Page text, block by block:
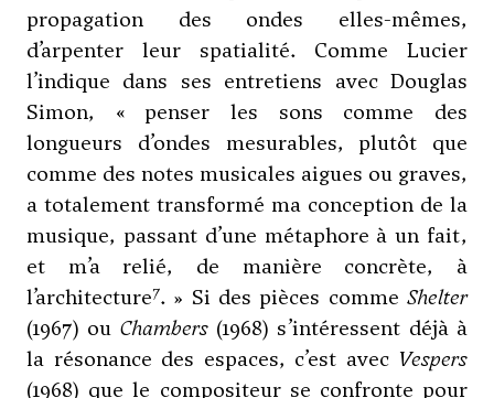
propagation des ondes elles-mêmes,
d’arpenter leur spatialité. Comme Lucier
l’indique dans ses entretiens avec Douglas
Simon, « penser les sons comme des
longueurs d’ondes mesurables, plutôt que
comme des notes musicales aigues ou graves,
a totalement transformé ma conception de la
musique, passant d’une métaphore à un fait,
et m’a relié, de manière concrète, à
l’architecture7. » Si des pièces comme Shelter
(1967) ou Chambers(1968) s’intéressent déjà à
la résonance des espaces, c’est avec Vespers
(1968) que le compositeur se confronte pour